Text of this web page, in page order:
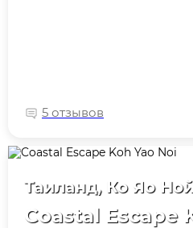
5 отзывов
Таиланд, Ко Яо
Coastal Escape